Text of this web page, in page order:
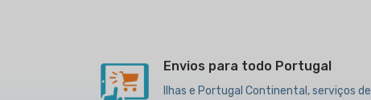
Envios para todo Portugal
Ilhas e Portugal Continental, serviços de